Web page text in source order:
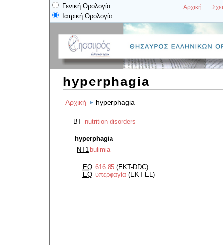
Γενική Ορολογία
Ιατρική Ορολογία
Αρχική
hyperphagia
Αρχική hyperphagia
BT nutrition disorders
hyperphagia
NT1 bulimia
EQ 616.85(EKT-DDC)
EQ υπερφαγία (EKT-EL)